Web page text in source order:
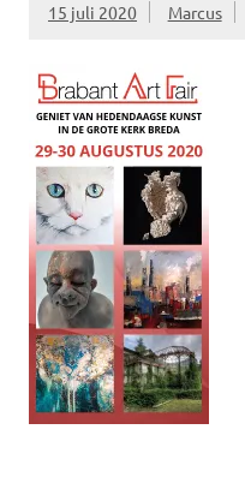
15 juli 2020 Marcus